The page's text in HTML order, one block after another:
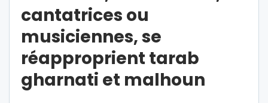
cantatrices ou
musiciennes, se
réapproprient tarab
gharnati et malhoun